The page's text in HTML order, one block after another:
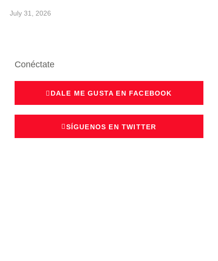
July 31, 2026
Conéctate
DALE ME GUSTA EN FACEBOOK
SÍGUENOS EN TWITTER